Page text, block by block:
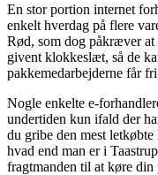
En stor portion internet
enkelt hverdag på flere
Rød, som dog påkræver at
givent klokkeslæt, så de
pakkemedarbejderne får
Nogle enkelte e-
undertiden kun ifald der
du gribe den mest
hvad end man er i
fragtmanden til at køre din